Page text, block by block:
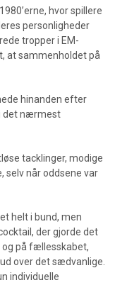
hvor spillere
personligheder
tropper i EM-
at sammenholdet på
hinanden efter
det nærmest
tacklinger, modige
selv når oddsene var
helt i bund, men
der gjorde det
og på fællesskabet,
over det sædvanlige.
individuelle